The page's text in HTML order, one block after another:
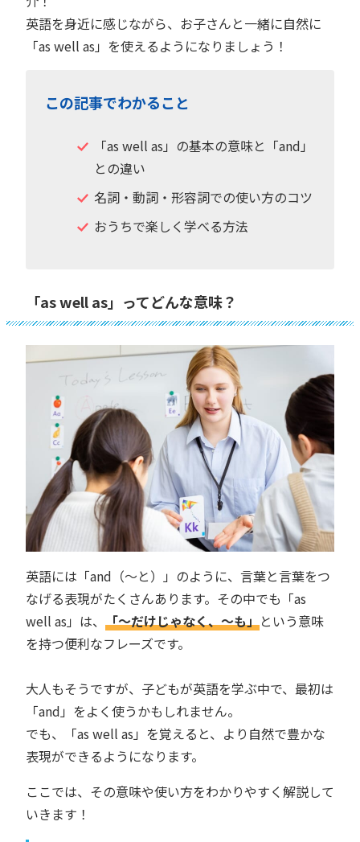
英語を身近に感じながら、お子さんと一緒に自然に
「as well as」を使えるようになりましょう！
この記事でわかること
「as well as」の基本の意味と「and」
との違い
名詞・動詞・形容詞での使い方のコツ
おうちで楽しく学べる方法
「as well as」ってどんな意味？
英語には「and（〜と）」のように、言葉と言葉をつ
なげる表現がたくさんあります。その中でも「as
well as」は、 「〜だけじゃなく、〜も」という意味
を持つ便利なフレーズです。
大人もそうですが、子どもが英語を学ぶ中で、最初は
「and」をよく使うかもしれません。
でも、「as well as」を覚えると、より自然で豊かな
表現ができるようになります。
ここでは、その意味や使い方をわかりやすく解説して
いきます！